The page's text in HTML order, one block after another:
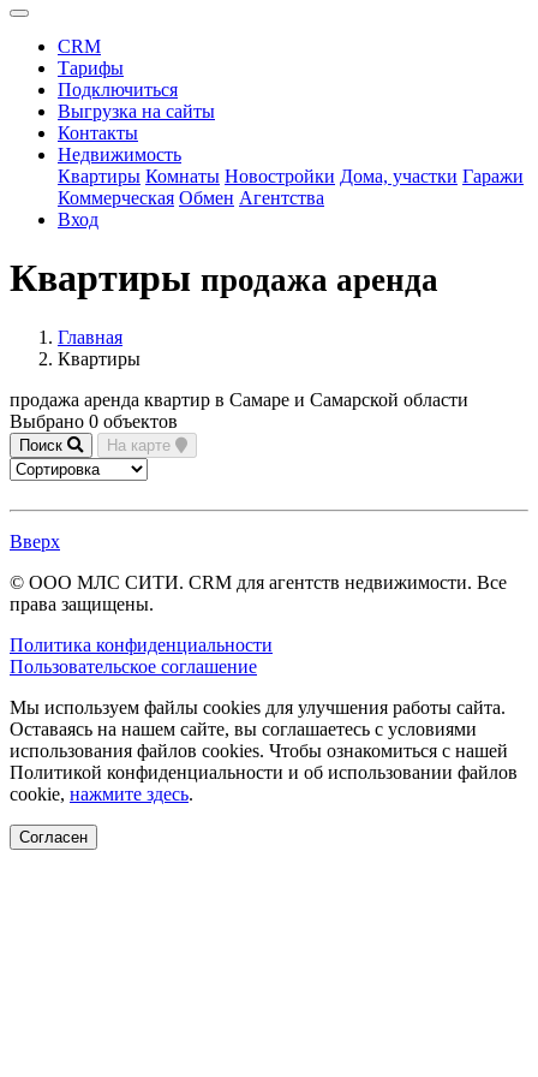
CRM
Тарифы
Подключиться
Выгрузка на сайты
Контакты
Недвижимость
Квартиры Комнаты Новостройки Дома, участки Гаражи
Коммерческая Обмен Агентства
Вход
Квартиры продажа аренда
Главная
Квартиры
продажа аренда квартир в Самаре и Самарской области
Выбрано 0 объектов
Поиск На карте
Вверх
© ООО МЛС СИТИ. CRM для агентств недвижимости. Все
права защищены.
Политика конфиденциальности
Пользовательское соглашение
Мы используем файлы cookies для улучшения работы сайта.
Оставаясь на нашем сайте, вы соглашаетесь с условиями
использования файлов cookies. Чтобы ознакомиться с нашей
Политикой конфиденциальности и об использовании файлов
cookie, нажмите здесь.
Согласен